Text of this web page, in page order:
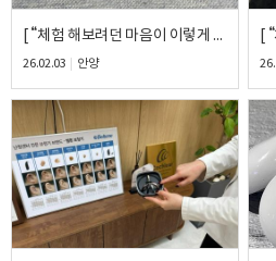
[ “체험 해보려던 마음이 이렇게 편해질 줄 몰랐어요” ] – 부담 없이 결정한 벨톤 세린17 착용 후기
26.02.03 안양